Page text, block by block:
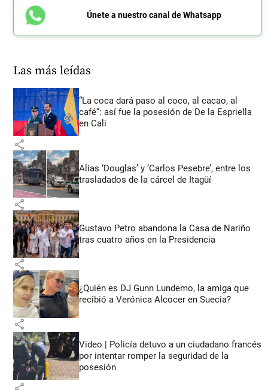
Únete a nuestro canal de Whatsapp
Las más leídas
“La coca dará paso al coco, al cacao, al
café”: así fue la posesión de De la Espriella
en Cali
share
Alias ‘Douglas’ y ‘Carlos Pesebre’, entre los
trasladados de la cárcel de Itagüí
share
Gustavo Petro abandona la Casa de Nariño
tras cuatro años en la Presidencia
share
¿Quién es DJ Gunn Lundemo, la amiga que
recibió a Verónica Alcocer en Suecia?
share
Video | Policía detuvo a un ciudadano francés
por intentar romper la seguridad de la
posesión